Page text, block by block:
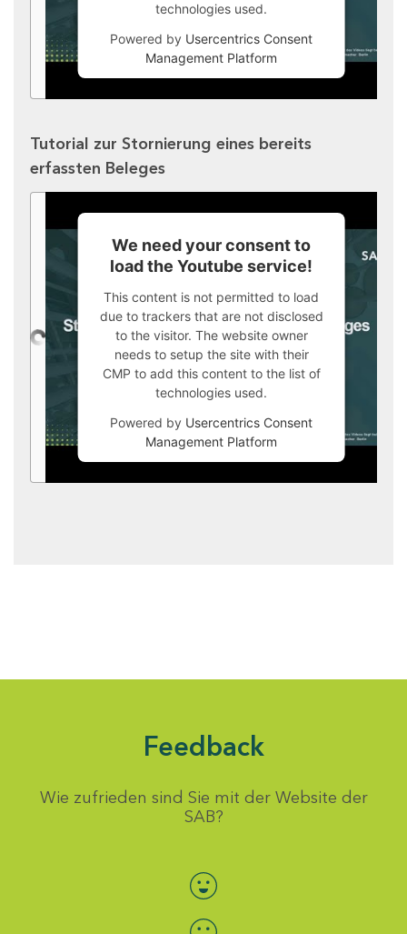
technologies used.
Powered by Usercentrics Consent
Management Platform
Tutorial zur Stornierung eines bereits
erfassten Beleges
We need your consent to
load the Youtube service!
This content is not permitted to load
due to trackers that are not disclosed
to the visitor. The website owner
needs to setup the site with their
CMP to add this content to the list of
technologies used.
Powered by Usercentrics Consent
Management Platform
Feedback
Wie zufrieden sind Sie mit der Website der
SAB?
Bewertung auswählen